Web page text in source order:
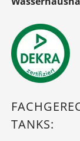
TANKS: